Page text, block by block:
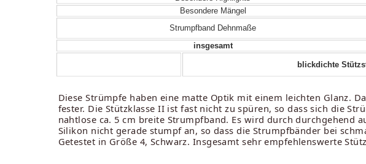
Besondere Mängel
Strumpfband Dehnmaße
insgesamt
blickdichte
Diese Strümpfe haben eine matte Optik mit einem leichten Glanz.
fester. Die Stützklasse II ist fast nicht zu spüren, so dass sich die
nahtlose ca. 5 cm breite Strumpfband. Es wird durch durchgehend
Silikon nicht gerade stumpf an, so dass die Strumpfbänder bei
Getestet in Größe 4, Schwarz. Insgesamt sehr empfehlenswerte